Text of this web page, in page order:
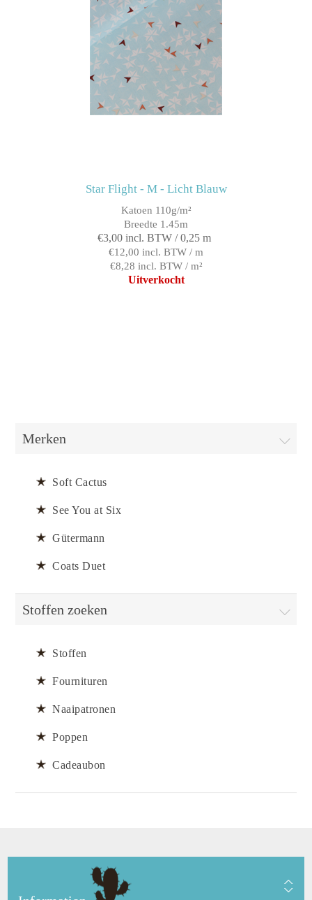
Star Flight - M - Licht Blauw
Katoen 110g/m²
Breedte 1.45m
€3,00 incl. BTW / 0,25 m
€12,00 incl. BTW / m
€8,28 incl. BTW / m²
Uitverkocht
Merken
Soft Cactus
See You at Six
Gütermann
Coats Duet
Stoffen zoeken
Stoffen
Fournituren
Naaipatronen
Poppen
Cadeaubon